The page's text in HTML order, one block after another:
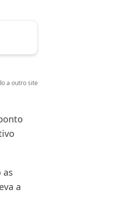
a outro site
as
a